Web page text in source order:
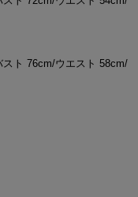
ト 76cm/ウエスト 58cm/